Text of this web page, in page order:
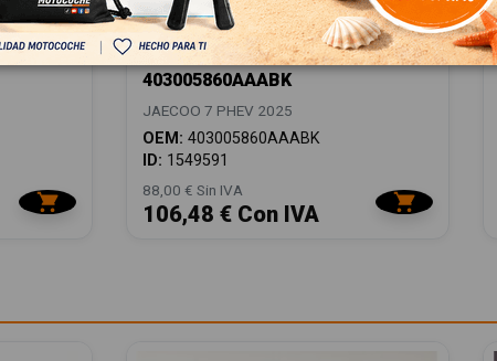
JUEGO ALFOMBRILLAS
403005860AAABK
403005860AAABK
JAECOO 7 PHEV 2025
OEM: 403005860AAABK
ID: 1549591
88,00 € Sin IVA
106,48 € Con IVA